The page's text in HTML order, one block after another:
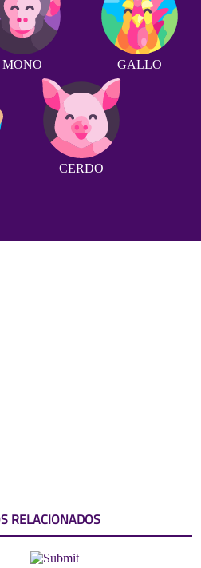
MONO GALLO
CERDO
RELACIONADOS